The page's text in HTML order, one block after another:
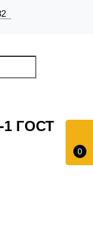
0
1 ГОСТ